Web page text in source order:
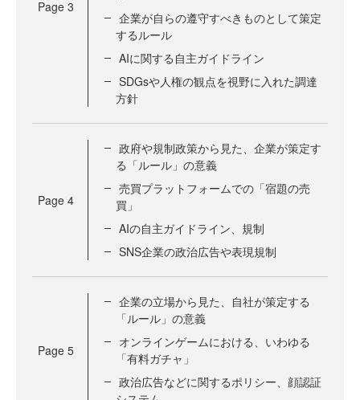
Page 3
企業が自らの遵守すべきものとして策定
するルール
AIに関する自主ガイドライン
SDGsや人権の観点を視野に入れた調達
方針
Page 4
政府や規制政策から見た、企業が策定す
る「ルール」の意義
売買プラットフォームでの「宿題の売
買」
AIの自主ガイドライン、規制
SNS企業の政治広告や表現規制
Page 5
企業の立場から見た、自社が策定する
「ルール」の意義
オンラインゲームにおける、いわゆる
「有料ガチャ」
政治広告などに関するポリシー、顔認証